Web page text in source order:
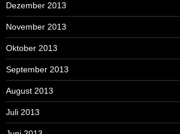
Dezember 2013
November 2013
Oktober 2013
September 2013
August 2013
Juli 2013